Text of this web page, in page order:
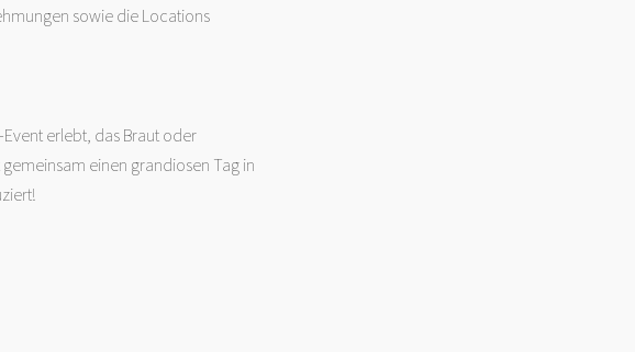
sowie die Locations
erlebt, das Braut oder
einen grandiosen Tag in